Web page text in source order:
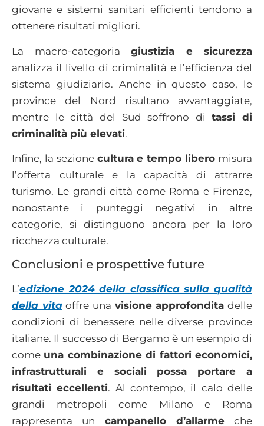
giovane e sistemi sanitari efficienti tendono a
ottenere risultati migliori.
La macro-categoria giustizia e sicurezza
analizza il livello di criminalità e l’efficienza del
sistema giudiziario. Anche in questo caso, le
province del Nord risultano avvantaggiate,
mentre le città del Sud soffrono ditassi di
criminalità più elevati.
Infine, la sezione cultura e tempo libero misura
l’offerta culturale e la capacità di attrarre
turismo. Le grandi città come Roma e Firenze,
nonostante i punteggi negativi in altre
categorie, si distinguono ancora per la loro
ricchezza culturale.
Conclusioni e prospettive future
L’edizione 2024 della classifica sulla qualità
della vitaoffre una visione approfondita delle
condizioni di benessere nelle diverse province
italiane. Il successo di Bergamo è un esempio di
come una combinazione di fattori economici,
infrastrutturali e sociali possa portare a
risultati eccellenti. Al contempo, il calo delle
grandi metropoli come Milano e Roma
rappresenta un campanello d’allarmeche